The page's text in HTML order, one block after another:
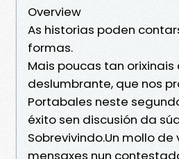
Overview
As historias poden
formas.
Mais poucas tan
deslumbrante, que nos
Portabales neste
éxito sen discusión da
Sobrevivindo.Un mollo
mensaxes nun